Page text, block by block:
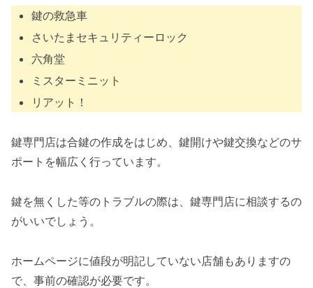
鍵の救急車
さいたまセキュリティーロック
六角堂
ミスターミニット
リアット！
鍵専門店は合鍵の作成をはじめ、鍵開けや鍵交換などのサ
ポートを幅広く行っています。
鍵を無くした等のトラブルの際は、鍵専門店に相談するの
がいいでしょう。
ホームページに値段が明記していない店舗もありますの
で、事前の確認が必要です。